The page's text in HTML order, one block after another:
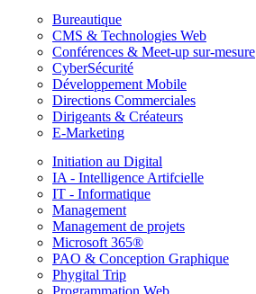
Bureautique
CMS & Technologies Web
Conférences & Meet-up sur-mesure
CyberSécurité
Développement Mobile
Directions Commerciales
Dirigeants & Créateurs
E-Marketing
Initiation au Digital
IA - Intelligence Artifcielle
IT - Informatique
Management
Management de projets
Microsoft 365®
PAO & Conception Graphique
Phygital Trip
Programmation Web